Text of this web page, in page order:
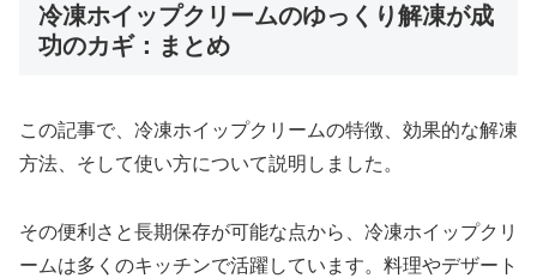
冷凍ホイップクリームのゆっくり解凍が成
功のカギ：まとめ
この記事で、冷凍ホイップクリームの特徴、効果的な解凍
方法、そして使い方について説明しました。
その便利さと長期保存が可能な点から、冷凍ホイップクリ
ームは多くのキッチンで活躍しています。料理やデザート